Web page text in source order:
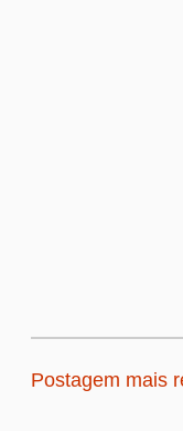
Postagem mais